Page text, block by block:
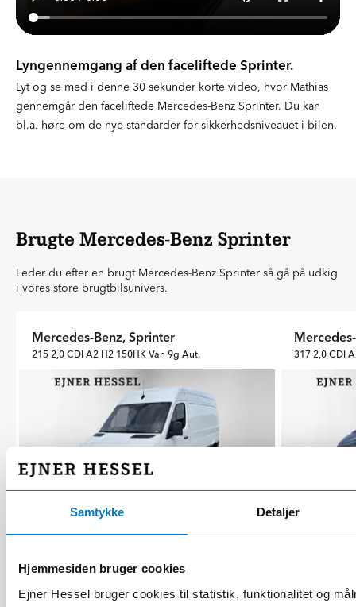
Samtykke Detaljer
Hjemmesiden bruger cookies
Ejner Hessel bruger cookies til statistik, funktionalitet og
Lyngennemgang af den faceliftede Sprinter.
Lyt og se med i denne 30 sekunder korte video, hvor Mathias
gennemgår den faceliftede Mercedes-Benz Sprinter. Du kan
bl.a. høre om de nye standarder for sikkerhedsniveauet i bilen.
Brugte Mercedes-Benz Sprinter
Leder du efter en brugt Mercedes-Benz Sprinter så gå på udkig
i vores store brugtbilsunivers.
Mercedes-Benz, Sprinter
215 2,0 CDI A2 H2 150HK Van 9g Aut.
Vejle
2000 kg
Diesel (12.9 km/l)
Kontant